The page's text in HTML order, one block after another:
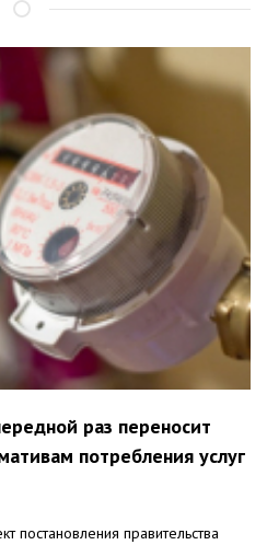
раз переносит
потребления услуг
постановления правительства